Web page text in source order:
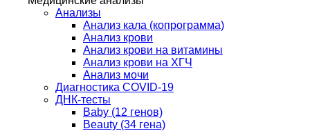
Анализы
Анализ кала (копрограмма)
Анализ крови
Анализ крови на витамины
Анализ крови на ХГЧ
Анализ мочи
Диагностика COVID-19
ДНК-тесты
Baby (12 генов)
Beauty (34 гена)